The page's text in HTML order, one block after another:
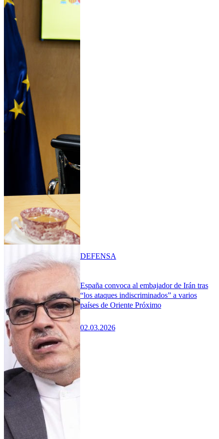
España convoca al embajador de Irán tras
“los ataques indiscriminados” a varios
países de Oriente Próximo
02.03.2026
DEFENSA